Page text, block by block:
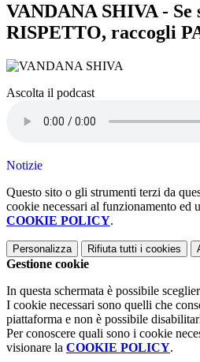
VANDANA SHIVA - Se
RISPETTO, raccogli
Ascolta il podcast
Notizie
Questo sito o gli strumenti terzi da
cookie necessari al funzionamento ed
COOKIE POLICY.
Personalizza Rifiuta tutti i cookies
Gestione cookie
In questa schermata è possibile
I cookie necessari sono quelli che
piattaforma e non è possibile
Per conoscere quali sono i cookie
visionare la COOKIE POLICY.